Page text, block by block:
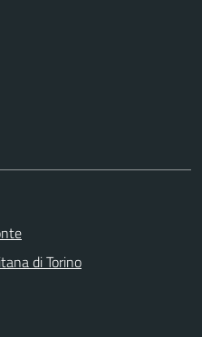
di Torino